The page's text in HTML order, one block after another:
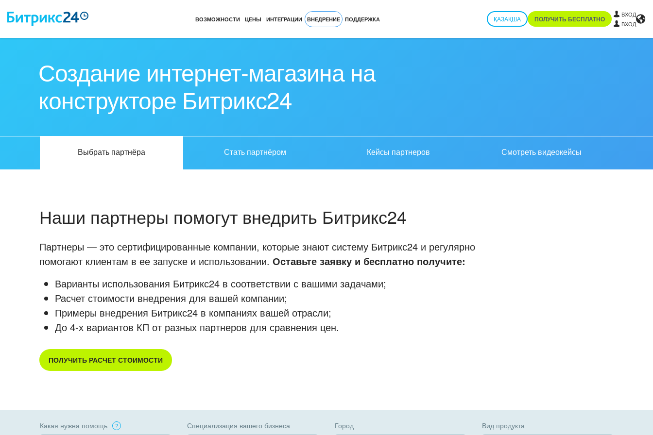
ВОЗМОЖНОСТИ ЦЕНЫ ИНТЕГРАЦИИ ВНЕДРЕНИЕ ПОДДЕРЖКА ҚАЗАҚША ПОЛУЧИТЬ БЕСПЛАТНО
ВХОД
ВХОД
Создание интернет-магазина на
конструкторе Битрикс24
Выбрать партнёра Стать партнёром Кейсы партнеров Смотреть видеокейсы
Наши партнеры помогут внедрить Битрикс24
Партнеры — это сертифицированные компании, которые знают систему Битрикс24 и регулярно
помогают клиентам в ее запуске и использовании. Оставьте заявку и бесплатно получите:
Варианты использования Битрикс24 в соответствии с вашими задачами;
Расчет стоимости внедрения для вашей компании;
Примеры внедрения Битрикс24 в компаниях вашей отрасли;
До 4-х вариантов КП от разных партнеров для сравнения цен.
ПОЛУЧИТЬ РАСЧЕТ СТОИМОСТИ
Какая нужна помощь Специализация вашего бизнеса Город Вид продукта